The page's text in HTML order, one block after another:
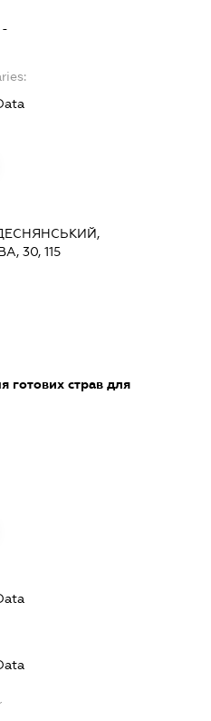
-
ДЕСНЯНСЬКИЙ,
30, 115
готових страв для